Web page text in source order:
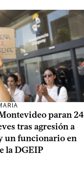
paran 24
tras agresión a
un funcionario en
la DGEIP